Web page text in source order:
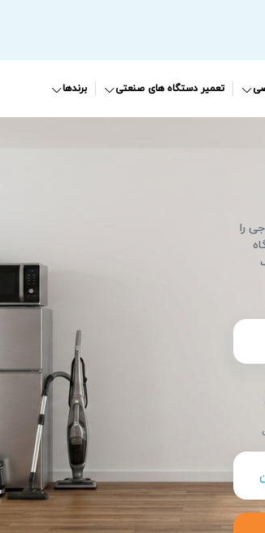
تعمیر دستگاه های صنعتی برندها
را